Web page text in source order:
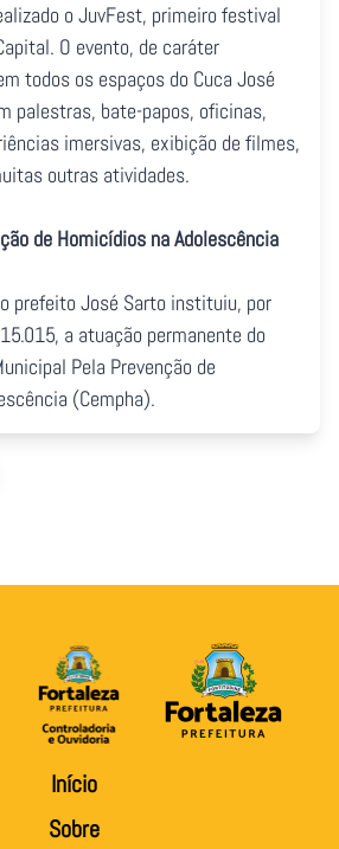
o JuvFest, primeiro festival
O evento, de caráter
todos os espaços do Cuca José
palestras, bate-papos, oficinas,
imersivas, exibição de filmes,
outras atividades.
de Homicídios na Adolescência
prefeito José Sarto instituiu, por
a atuação permanente do
Pela Prevenção de
(Cempha).
Início
Sobre